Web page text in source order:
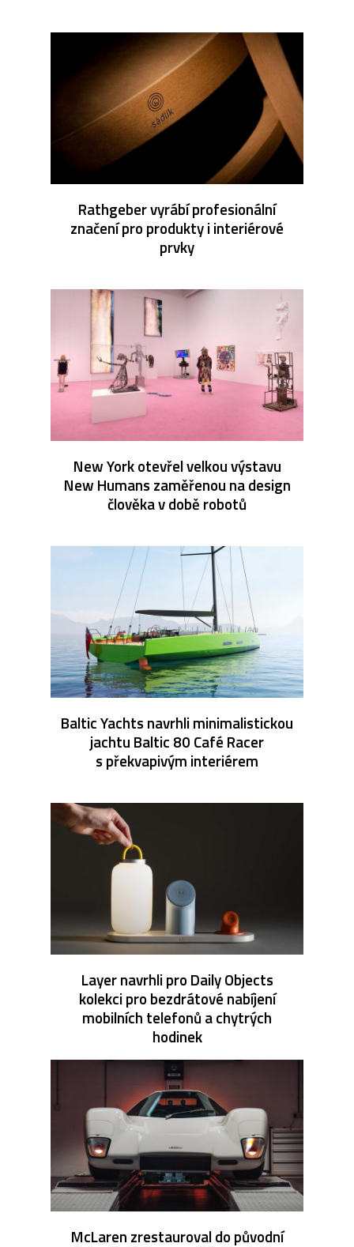
Rathgeber vyrábí profesionální
značení pro produkty i interiérové
prvky
New York otevřel velkou výstavu
New Humans zaměřenou na design
člověka v době robotů
Baltic Yachts navrhli minimalistickou
jachtu Baltic 80 Café Racer
s překvapivým interiérem
Layer navrhli pro Daily Objects
kolekci pro bezdrátové nabíjení
mobilních telefonů a chytrých
hodinek
McLaren zrestauroval do původní